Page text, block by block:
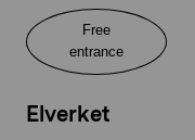
Free
entrance
Elverket